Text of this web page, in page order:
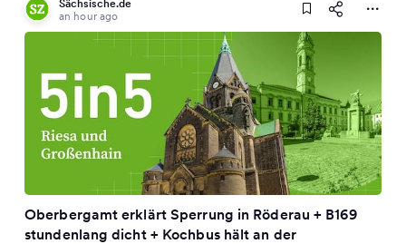
Sächsische.de
an hour ago
Oberbergamt erklärt Sperrung in Röderau + B169
stundenlang dicht + Kochbus hält an der